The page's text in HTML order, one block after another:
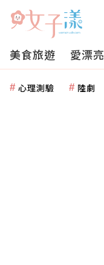
美食旅遊 愛漂亮
心理測驗 陸劇